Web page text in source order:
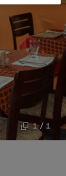
1 / 1